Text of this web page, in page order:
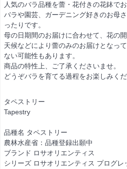
人気のバラ品種を蕾・花付きの花鉢で
バラや園芸、ガーデニング好きのお母
ったりです。
母の日期間のお届けに合わせて、花の
天候などにより蕾のみのお届けとなっ
ない可能性もあります。
商品の特性上、ご了承くださいませ。
どうぞバラを育てる過程をお楽しみく
タペストリー
Tapestry
品種名 タペストリー
農林水産省：品種登録出願中
ブランド ロサオリエンティス
シリーズ ロサオリエンティス プログレ